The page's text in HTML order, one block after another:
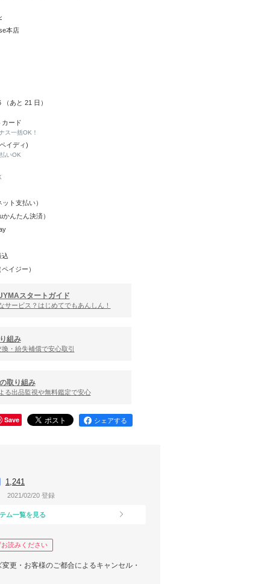
本店
（あと 21 日）
カード
ス一括OK！
イディ)
いOK
ット支払い）
かんたん決済）
込
イジー）
スタートガイド
サービス？はじめてでもあんしん！
組み
・紛失補償で安心取引
取り組み
る出品監視や無料鑑定で安心
Save シェアする
1,241
2021/02/20 登録
ム一覧を見る
読みください
更・お客様のご都合によるキャンセル・